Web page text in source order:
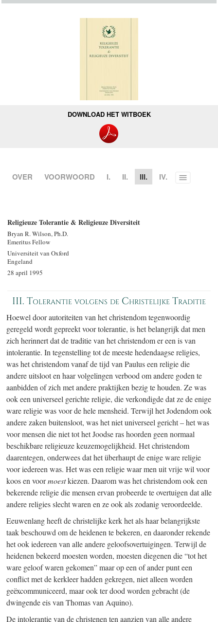
DOWNLOAD HET WITBOEK
OVER VOORWOORD I. II. III. IV. Toggle
Religieuze Tolerantie & Religieuze Diversiteit
Bryan R. Wilson, Ph.D.
Emeritus Fellow
Universiteit van Oxford
Engeland
28 april 1995
III. Tolerantie volgens de Christelijke Traditie
Hoewel door autoriteiten van het christendom tegenwoordig
geregeld wordt gepreekt voor tolerantie, is het belangrijk dat men
zich herinnert dat de traditie van het christendom er een is van
intolerantie. In tegenstelling tot de meeste hedendaagse religies,
was het christendom vanaf de tijd van Paulus een religie die
andere uitsloot en haar volgelingen verbood om andere goden te
aanbidden of zich met andere praktijken bezig te houden. Ze was
ook een universeel gerichte religie, die verkondigde dat ze de enige
ware religie was voor de hele mensheid. Terwijl het Jodendom ook
andere zaken buitensloot, was het niet universeel gericht – het was
voor mensen die niet tot het Joodse ras hoorden geen normaal
beschikbare religieuze keuzemogelijkheid. Het christendom
daarentegen, onderwees dat het überhaupt de enige ware religie
voor iedereen was. Het was een religie waar men uit vrije wil voor
koos en voormoestkiezen. Daarom was het christendom ook een
bekerende religie die mensen ervan probeerde te overtuigen dat alle
andere religies slecht waren en ze ook als zodanig veroordeelde.
Eeuwenlang heeft de christelijke kerk het als haar belangrijkste
taak beschouwd om de heidenen te bekeren, en daaronder rekende
het ook iedereen van alle andere geloofsovertuigingen. Terwijl de
heidenen bekeerd moesten worden, moesten diegenen die “tot het
ware geloof waren gekomen” maar op een of ander punt een
conflict met de kerkleer hadden gekregen, niet alleen worden
geëxcommuniceerd, maar ook ter dood worden gebracht (de
dwingende eis van Thomas van Aquino).
De intolerantie van de christenen ten aanzien van alle andere